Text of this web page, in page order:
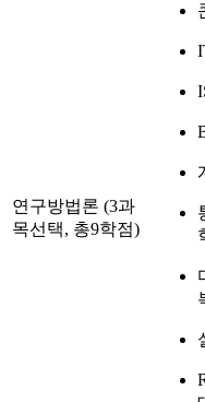
연구방법론 (3과
목선택, 총9학점)